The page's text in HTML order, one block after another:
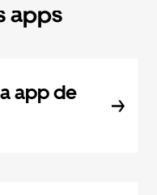
apps
app de